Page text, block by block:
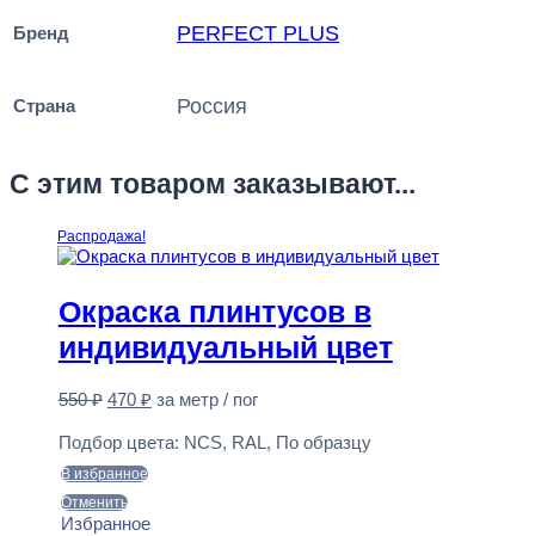
Бренд PERFECT PLUS
Страна Россия
С этим товаром заказывают...
Распродажа!
Окраска плинтусов в
индивидуальный цвет
550₽ Первоначальная
составляла
550 ₽.
470 ₽Текущая
470 ₽.
за метр / пог
Подбор цвета: NCS, RAL, По образцу
В избранное
Отменить
Избранное